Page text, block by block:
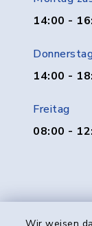
14:00 -
14:00 -
Freitag
08:00 -